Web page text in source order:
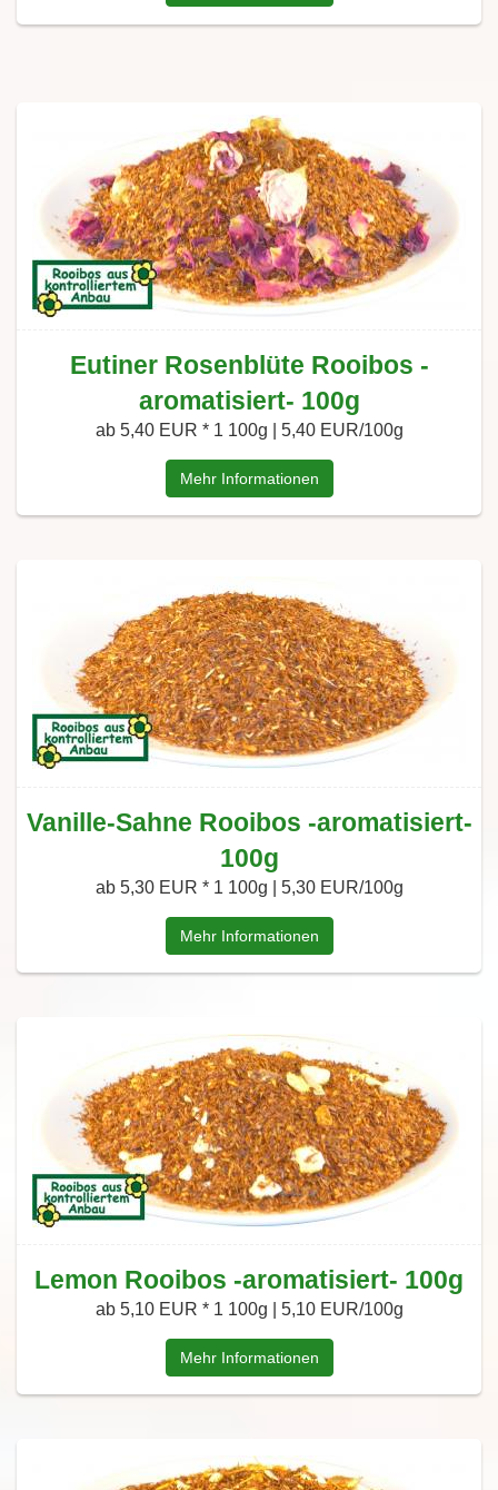
Eutiner Rosenblüte Rooibos -
aromatisiert- 100g
ab 5,40 EUR * 1 100g | 5,40 EUR/100g
Mehr Informationen
Vanille-Sahne Rooibos -aromatisiert-
100g
ab 5,30 EUR * 1 100g | 5,30 EUR/100g
Mehr Informationen
Lemon Rooibos -aromatisiert- 100g
ab 5,10 EUR * 1 100g | 5,10 EUR/100g
Mehr Informationen